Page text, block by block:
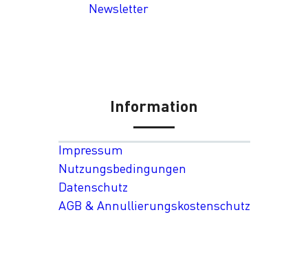
Newsletter
Information
Impressum
Nutzungsbedingungen
Datenschutz
AGB & Annullierungskostenschutz